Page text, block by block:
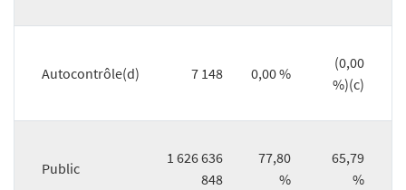
Autocontrôle(d) 7 148 0,00 %
(0,00
%)(c)
Public
1 626 636
848
77,80
%
65,79
%